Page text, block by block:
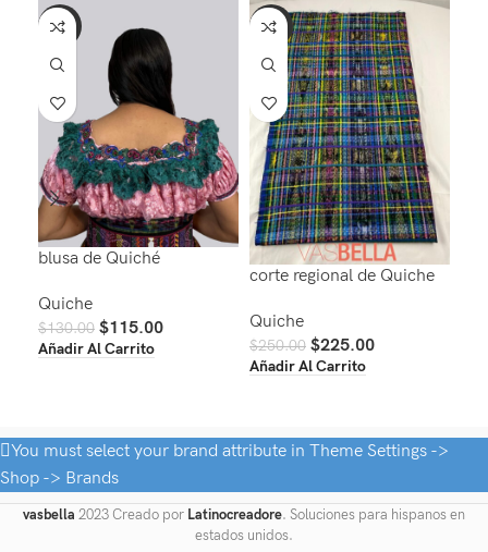
-12%
blusa de Quiché
Quiche
$130.00 $115.00
Añadir Al Carrito
-10%
corte regional de Quiche
Quiche
$250.00 $225.00
Añadir Al Carrito
You must select your brand attribute in Theme Settings ->
Shop -> Brands
vasbella 2023 Creado por Latinocreadore. Soluciones para hispanos en
estados unidos.